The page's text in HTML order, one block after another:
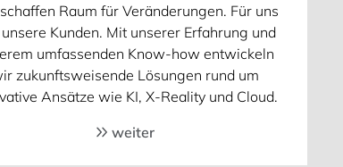
Raum für Veränderungen. Für uns
Kunden. Mit unserer Erfahrung und
umfassenden Know-how entwickeln
zukunftsweisende Lösungen rund um
Ansätze wie KI, X-Reality und Cloud.
weiter